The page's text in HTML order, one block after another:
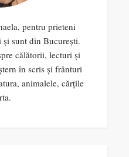
pentru prieteni
sunt din București.
călătorii, lecturi și
în scris și frânturi
animalele, cărțile